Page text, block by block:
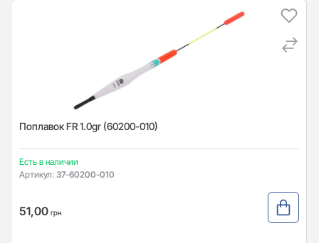
Поплавок FR 1.0gr (60200-010)
Есть в наличии
Артикул: 37-60200-010
51,00 грн